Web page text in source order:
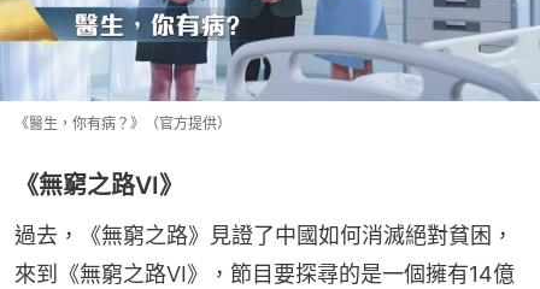
《醫生，你有病？》（官方提供）
《無窮之路VI》
過去，《無窮之路》見證了中國如何消滅絕對貧困，
來到《無窮之路VI》，節目要探尋的是一個擁有14億